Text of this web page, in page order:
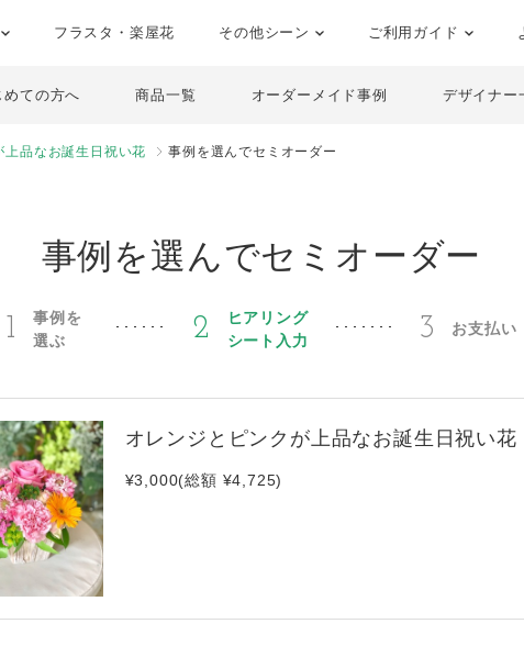
フラスタ・楽屋花 その他シーン ご利用ガイド
めての方へ 商品一覧 オーダーメイド事例 デザイナー
上品なお誕生日祝い花 事例を選んでセミオーダー
事例を選んでセミオーダー
1
事例を
選ぶ
2
ヒアリング
シート入力
3 お支払い
オレンジとピンクが上品なお誕生日祝い花
¥3,000(総額 ¥4,725)